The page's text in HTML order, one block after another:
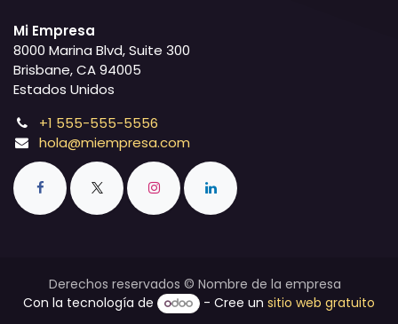
Mi Empresa
8000 Marina Blvd, Suite 300
Brisbane, CA 94005
Estados Unidos
+1 555-555-5556
hola@miempresa.com
Derechos reservados © Nombre de la empresa
Con la tecnología de
- Cree unsitio web gratuito